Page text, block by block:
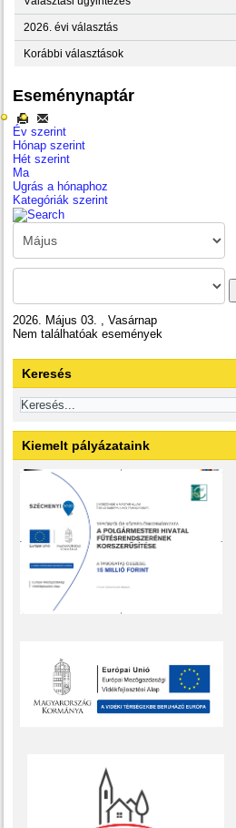
2026. évi választás
Korábbi választások
Eseménynaptár
Év szerint
Hónap szerint
Hét szerint
Ma
Ugrás a hónaphoz
Kategóriák szerint
2026. Május 03. , Vasárnap
Nem találhatóak események
Keresés
Kiemelt pályázataink